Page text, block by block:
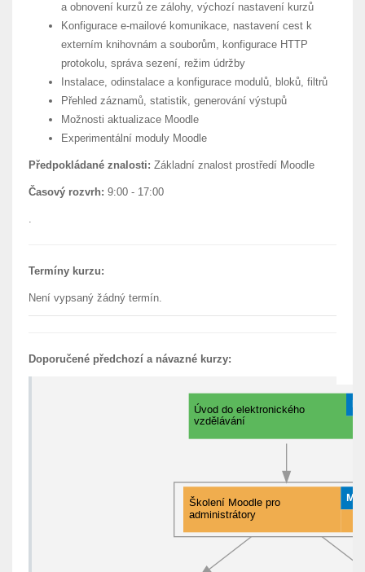
a obnovení kurzů ze zálohy, výchozí nastavení kurzů
Konfigurace e-mailové komunikace, nastavení cest k
externím knihovnám a souborům, konfigurace HTTP
protokolu, správa sezení, režim údržby
Instalace, odinstalace a konfigurace modulů, bloků, filtrů
Přehled záznamů, statistik, generování výstupů
Možnosti aktualizace Moodle
Experimentální moduly Moodle
Předpokládané znalosti: Základní znalost prostředí Moodle
Časový rozvrh: 9:00 - 17:00
.
Termíny kurzu:
Není vypsaný žádný termín.
Doporučené předchozí a návazné kurzy: